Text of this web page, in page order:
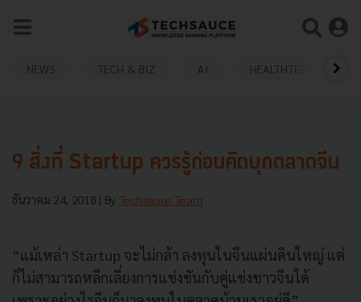
NEWS TECH & BIZ AI HEALTHTECH
9 สิ่งที่ Startup ควรรู้ก่อนคิดบุกตลาดจีน
ธันวาคม 24, 2018 | By Techsauce Team
“แม้เหล่า Startup จะไม่กล้า ลงทุนในจีนแผ่นดินใหญ่ แต่
ก็ไม่สามารถหลีกเลี่ยงการแข่งขันกับคู่แข่งชาวจีนได้